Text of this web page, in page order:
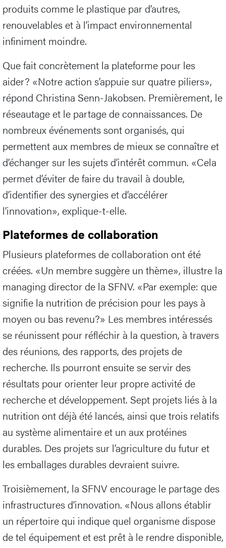
produits comme le plastique par d’autres,
renouvelables et à l’impact environnemental
infiniment moindre.
Que fait concrètement la plateforme pour les
aider? «Notre action s’appuie sur quatre piliers»,
répond Christina Senn-Jakobsen. Premièrement, le
réseautage et le partage de connaissances. De
nombreux événements sont organisés, qui
permettent aux membres de mieux se connaître et
d’échanger sur les sujets d’intérêt commun. «Cela
permet d’éviter de faire du travail à double,
d’identifier des synergies et d’accélérer
l’innovation», explique-t-elle.
Plateformes de collaboration
Plusieurs plateformes de collaboration ont été
créées. «Un membre suggère un thème», illustre la
managing director de la SFNV. «Par exemple: que
signifie la nutrition de précision pour les pays à
moyen ou bas revenu?» Les membres intéressés
se réunissent pour réfléchir à la question, à travers
des réunions, des rapports, des projets de
recherche. Ils pourront ensuite se servir des
résultats pour orienter leur propre activité de
recherche et développement. Sept projets liés à la
nutrition ont déjà été lancés, ainsi que trois relatifs
au système alimentaire et un aux protéines
durables. Des projets sur l’agriculture du futur et
les emballages durables devraient suivre.
Troisièmement, la SFNV encourage le partage des
infrastructures d’innovation. «Nous allons établir
un répertoire qui indique quel organisme dispose
de tel équipement et est prêt à le rendre disponible,